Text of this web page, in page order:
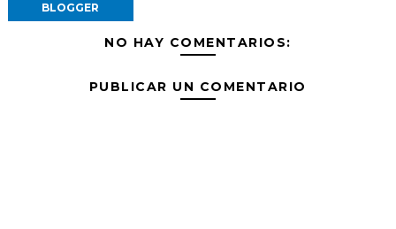
BLOGGER
NO HAY COMENTARIOS:
PUBLICAR UN COMENTARIO